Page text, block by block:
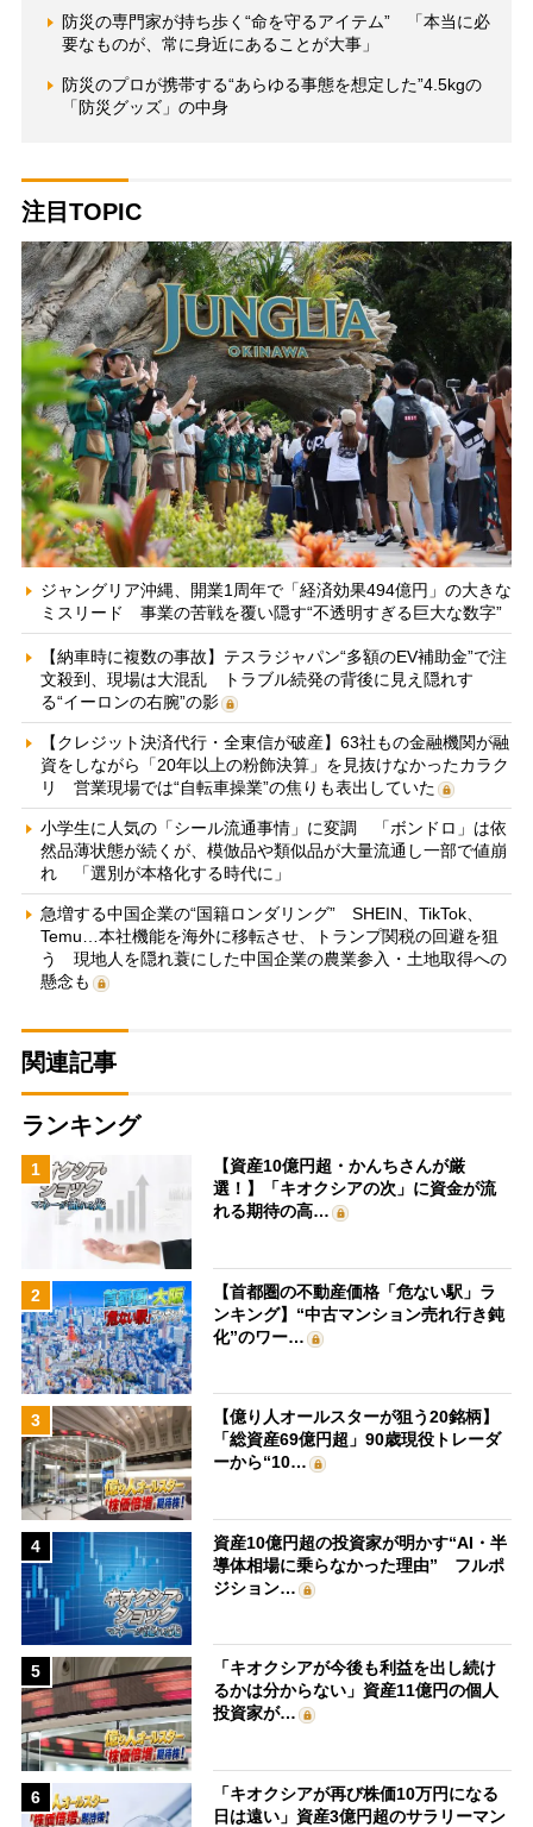
防災の専門家が持ち歩く“命を守るアイテム” 「本当に必
要なものが、常に身近にあることが大事」
防災のプロが携帯する“あらゆる事態を想定した”4.5kgの
「防災グッズ」の中身
注目TOPIC
ジャングリア沖縄、開業1周年で「経済効果494億円」の大きな
ミスリード 事業の苦戦を覆い隠す“不透明すぎる巨大な数字”
【納車時に複数の事故】テスラジャパン“多額のEV補助金”で注
文殺到、現場は大混乱 トラブル続発の背後に見え隠れす
る“イーロンの右腕”の影
【クレジット決済代行・全東信が破産】63社もの金融機関が融
資をしながら「20年以上の粉飾決算」を見抜けなかったカラク
リ 営業現場では“自転車操業”の焦りも表出していた
小学生に人気の「シール流通事情」に変調 「ボンドロ」は依
然品薄状態が続くが、模倣品や類似品が大量流通し一部で値崩
れ 「選別が本格化する時代に」
急増する中国企業の“国籍ロンダリング” SHEIN、TikTok、
Temu…本社機能を海外に移転させ、トランプ関税の回避を狙
う 現地人を隠れ蓑にした中国企業の農業参入・土地取得への
懸念も
関連記事
ランキング
1
【資産10億円超・かんちさんが厳
選！】「キオクシアの次」に資金が流
れる期待の高…
2
【首都圏の不動産価格「危ない駅」ラ
ンキング】“中古マンション売れ行き鈍
化”のワー…
3
【億り人オールスターが狙う20銘柄】
「総資産69億円超」90歳現役トレーダ
ーから“10…
4
資産10億円超の投資家が明かす“AI・半
導体相場に乗らなかった理由” フルポ
ジション…
5
「キオクシアが今後も利益を出し続け
るかは分からない」資産11億円の個人
投資家が…
6
「キオクシアが再び株価10万円になる
日は遠い」資産3億円超のサラリーマン